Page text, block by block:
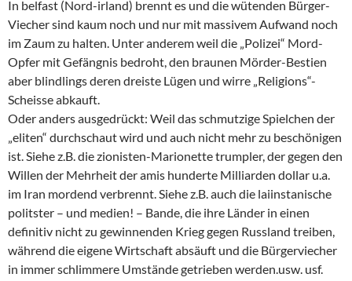
In belfast (Nord-irland) brennt es und die wütenden Bürger-
Viecher sind kaum noch und nur mit massivem Aufwand noch
im Zaum zu halten. Unter anderem weil die „Polizei“ Mord-
Opfer mit Gefängnis bedroht, den braunen Mörder-Bestien
aber blindlings deren dreiste Lügen und wirre „Religions“-
Scheisse abkauft.
Oder anders ausgedrückt: Weil das schmutzige Spielchen der
„eliten“ durchschaut wird und auch nicht mehr zu beschönigen
ist. Siehe z.B. die zionisten-Marionette trumpler, der gegen den
Willen der Mehrheit der amis hunderte Milliarden dollar u.a.
im Iran mordend verbrennt. Siehe z.B. auch die laiinstanische
politster – und medien! – Bande, die ihre Länder in einen
definitiv nicht zu gewinnenden Krieg gegen Russland treiben,
während die eigene Wirtschaft absäuft und die Bürgerviecher
in immer schlimmere Umstände getrieben werden.usw. usf.